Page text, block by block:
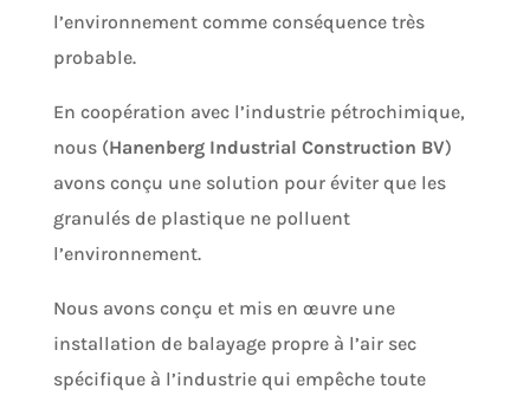
l’environnement comme conséquence très
probable.
En coopération avec l’industrie pétrochimique,
nous (Hanenberg Industrial Construction BV)
avons conçu une solution pour éviter que les
granulés de plastique ne polluent
l’environnement.
Nous avons conçu et mis en œuvre une
installation de balayage propre à l’air sec
spécifique à l’industrie qui empêche toute